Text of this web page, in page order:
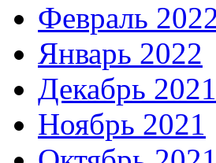
Февраль
Январь 2022
Декабрь 2021
Ноябрь 2021